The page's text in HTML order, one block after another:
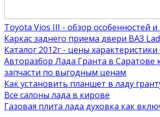
Toyota Vios III - обзор особенностей
Каркас заднего приема двери ВАЗ
Каталог 2012г - цены
Авторазбор Лада Гранта в Саратове
запчасти по выгодным ценам
Как установить планшет в ладу
Все салоны лада в кирове
Газовая плита лада духовка как